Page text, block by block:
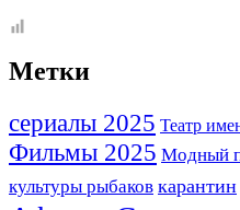
Метки
сериалы 2025 Театр
Фильмы 2025 Модный
культуры рыбаков карантин